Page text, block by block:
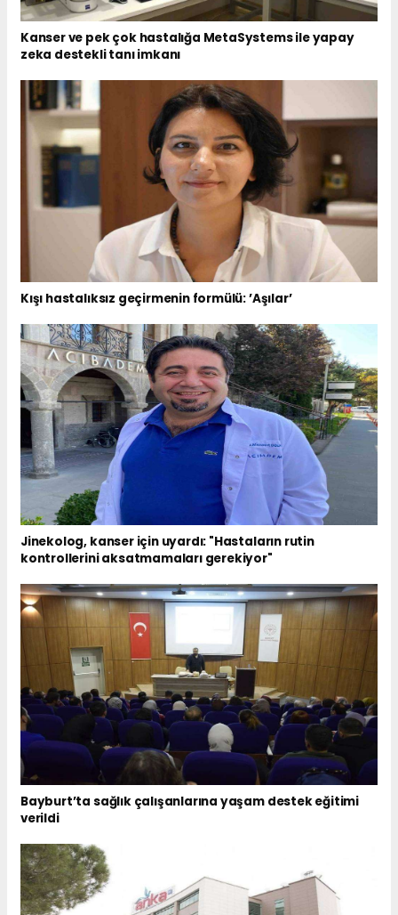
Kanser ve pek çok hastalığa MetaSystems ile yapay
zeka destekli tanı imkanı
Kışı hastalıksız geçirmenin formülü: ’Aşılar’
Jinekolog, kanser için uyardı: "Hastaların rutin
kontrollerini aksatmamaları gerekiyor"
Bayburt’ta sağlık çalışanlarına yaşam destek eğitimi
verildi